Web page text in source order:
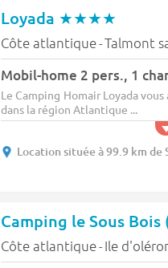
Loyada ★★★★
Côte atlantique-Talmont
Mobil-home 2 pers., 1
Le Camping Homair Loyada
dans la région Atlantique ...
Location située à 99.9 km de
Camping le Sous Bois
Côte atlantique- Ile